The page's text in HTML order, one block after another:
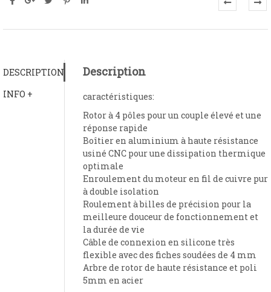
DESCRIPTION
INFO +
Description
caractéristiques:
Rotor à 4 pôles pour un couple élevé et une
réponse rapide
Boîtier en aluminium à haute résistance
usiné CNC pour une dissipation thermique
optimale
Enroulement du moteur en fil de cuivre pur
à double isolation
Roulement à billes de précision pour la
meilleure douceur de fonctionnement et
la durée de vie
Câble de connexion en silicone très
flexible avec des fiches soudées de 4 mm
Arbre de rotor de haute résistance et poli
5mm en acier